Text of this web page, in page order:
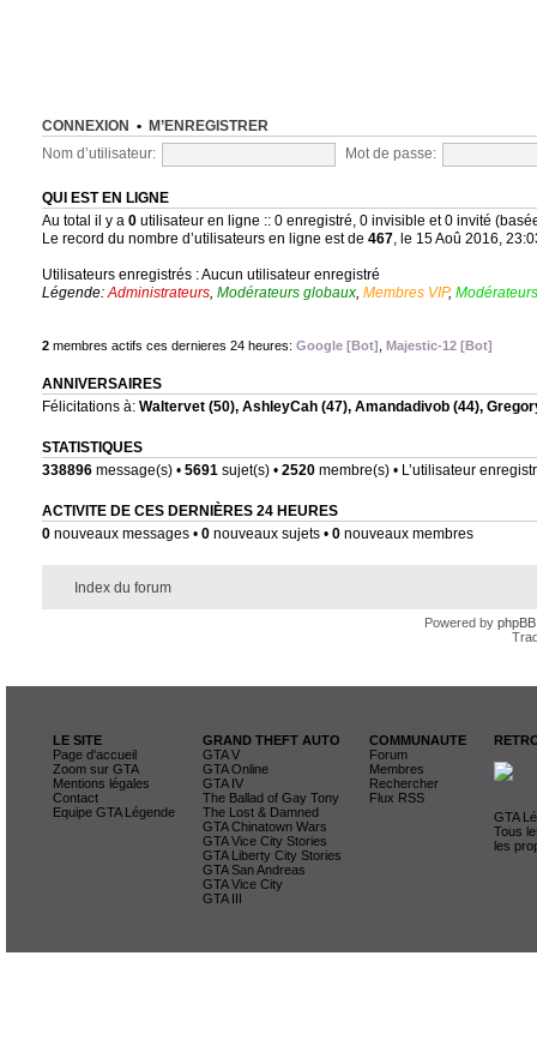
CONNEXION • M’ENREGISTRER
Nom d’utilisateur: Mot de passe:
QUI EST EN LIGNE
Au total il y a 0utilisateur en ligne :: 0 enregistré, 0 invisible et 0 invité
Le record du nombre d’utilisateurs en ligne est de 467, le 15 Aoû 2016,
Utilisateurs enregistrés : Aucun utilisateur enregistré
Légende:Administrateurs, Modérateurs globaux, Membres VIP,
2membres actifs ces dernieres 24 heures: Google [Bot] Majestic-12 [Bot]
ANNIVERSAIRES
Félicitations à: Waltervet(50), AshleyCah(47), Amandadivob(44),
STATISTIQUES
338896message(s) • 5691sujet(s) • 2520membre(s) • L’utilisateur
ACTIVITE DE CES DERNIÈRES 24 HEURES
0nouveaux messages • 0nouveaux sujets • 0nouveaux membres
Index du forum
Powered by phpBB
LE SITE
Page d'accueil
Zoom sur GTA
Mentions légales
Contact
Equipe GTA Légende
GRAND THEFT AUTO
GTA V
GTA Online
GTA IV
The Ballad of Gay Tony
The Lost & Damned
GTA Chinatown Wars
GTA Vice City Stories
GTA Liberty City Stories
GTA San Andreas
GTA Vice City
GTA III
COMMUNAUTE
Forum
Membres
Rechercher
Flux RSS
GTA
Tous
les